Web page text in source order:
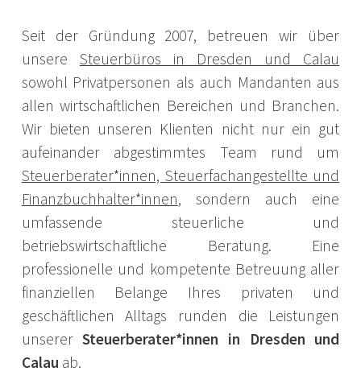
Seit der Gründung 2007, betreuen wir über
unsere Steuerbüros in Dresden und Calau
sowohl Privatpersonen als auch Mandanten aus
allen wirtschaftlichen Bereichen und Branchen.
Wir bieten unseren Klienten nicht nur ein gut
aufeinander abgestimmtes Team rund um
Steuerberater*innen, Steuerfachangestellte und
Finanzbuchhalter*innen, sondern auch eine
umfassende steuerliche und
betriebswirtschaftliche Beratung. Eine
professionelle und kompetente Betreuung aller
finanziellen Belange Ihres privaten und
geschäftlichen Alltags runden die Leistungen
unsererSteuerberater*innen in Dresden und
Calau ab.